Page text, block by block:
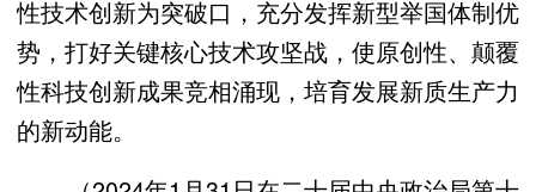
性技术创新为突破口，充分发挥新型举国体制优
势，打好关键核心技术攻坚战，使原创性、颠覆
性科技创新成果竞相涌现，培育发展新质生产力
的新动能。